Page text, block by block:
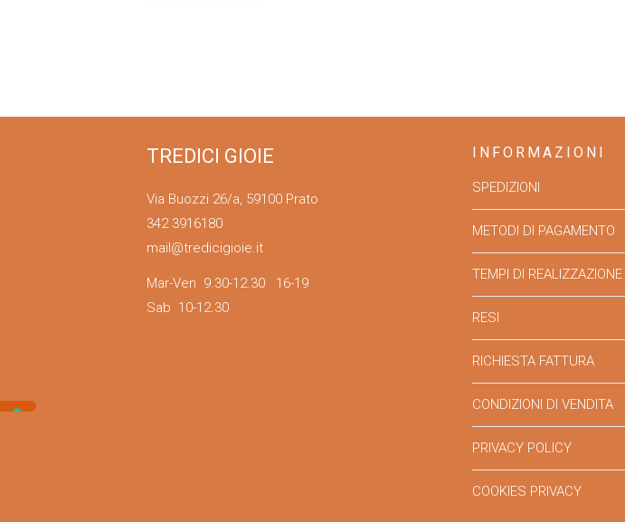
TREDICI GIOIE
Via Buozzi 26/a, 59100 Prato
342 3916180
mail@tredicigioie.it
Mar-Ven 9.30-12.30 16-19
Sab 10-12.30
INFORMAZIONI
SPEDIZIONI
METODI DI PAGAMENTO
TEMPI DI REALIZZAZIONE
RESI
RICHIESTA FATTURA
CONDIZIONI DI VENDITA
PRIVACY POLICY
COOKIES PRIVACY